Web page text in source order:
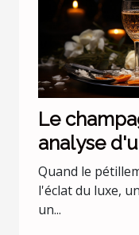
Le
analyse
Quand le
l'éclat du luxe,
un...